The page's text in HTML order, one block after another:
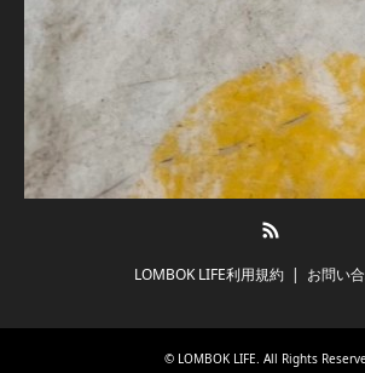
LOMBOK LIFE利用規約 お問い
© LOMBOK LIFE. All Rights